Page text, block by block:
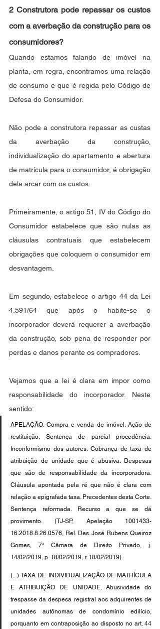
2 Construtora pode repassar os custos
com a averbação da construção para os
consumidores?
Quando estamos falando de imóvel na
planta, em regra, encontramos uma relação
de consumo e que é regida pelo Código de
Defesa do Consumidor.
Não pode a construtora repassar as custas
da averbação da construção,
individualização do apartamento e abertura
de matrícula para o consumidor, é obrigação
dela arcar com os custos.
Primeiramente, o artigo 51, IV do Código do
Consumidor estabelece que são nulas as
cláusulas contratuais que estabelecem
obrigações que coloquem o consumidor em
desvantagem.
Em segundo, estabelece o artigo 44 da Lei
4.591/64 que após o habite-se o
incorporador deverá requerer a averbação
da construção, sob pena de responder por
perdas e danos perante os compradores.
Vejamos que a lei é clara em impor como
responsabilidade do incorporador. Neste
sentido:
APELAÇÃO. Compra e venda de imóvel. Ação de
restituição. Sentença de parcial procedência.
Inconformismo dos autores. Cobrança de taxa de
atribuição de unidade que é abusiva. Despesas
que são de responsabilidade da incorporadora.
Cláusula apontada pela ré que não é clara com
relação a epigrafada taxa. Precedentes desta Corte.
Sentença reformada. Recurso a que se dá
provimento. (TJ-SP, Apelação 1001433-
16.2018.8.26.0576, Rel. Des. José Rubens Queiroz
Gomes, 7ª Câmara de Direito Privado, j.
14/02/2019, p. 18/02/2019, r. 18/02/2019).
(...) TAXA DE INDIVIDUALIZAÇÃO DE MATRÍCULA
E ATRIBUIÇÃO DE UNIDADE. Abusividade do
trespasse da despesa registral aos adquirentes de
unidades autônomas de condomínio edilício,
porquanto em contraposição ao disposto no art. 44